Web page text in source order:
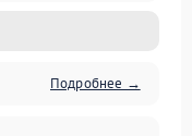
Подробнее →